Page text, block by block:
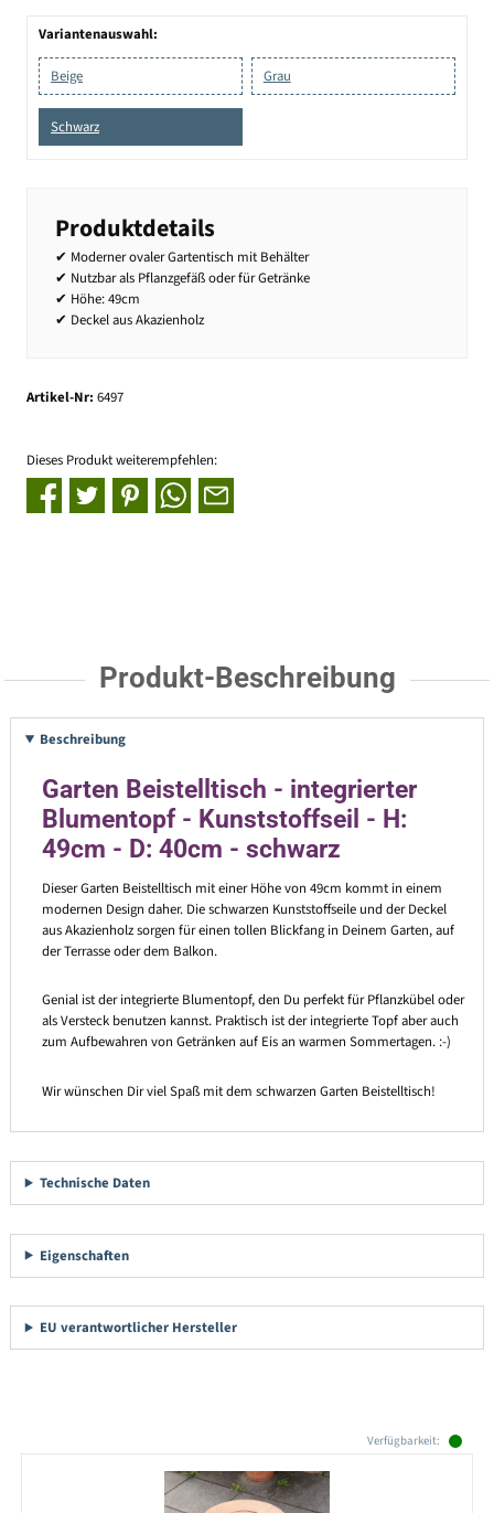
Variantenauswahl:
Beige Grau
Schwarz
Produktdetails
✔ Moderner ovaler Gartentisch mit Behälter
✔ Nutzbar als Pflanzgefäß oder für Getränke
✔ Höhe: 49cm
✔ Deckel aus Akazienholz
Artikel-Nr: 6497
Dieses Produkt weiterempfehlen:
Produkt-Beschreibung
Beschreibung
Garten Beistelltisch - integrierter
Blumentopf - Kunststoffseil - H:
49cm - D: 40cm - schwarz
Dieser Garten Beistelltisch mit einer Höhe von 49cm kommt in einem
modernen Design daher. Die schwarzen Kunststoffseile und der Deckel
aus Akazienholz sorgen für einen tollen Blickfang in Deinem Garten, auf
der Terrasse oder dem Balkon.
Genial ist der integrierte Blumentopf, den Du perfekt für Pflanzkübel oder
als Versteck benutzen kannst. Praktisch ist der integrierte Topf aber auch
zum Aufbewahren von Getränken auf Eis an warmen Sommertagen. :-)
Wir wünschen Dir viel Spaß mit dem schwarzen Garten Beistelltisch!
Technische Daten
Eigenschaften
EU verantwortlicher Hersteller
Verfügbarkeit: